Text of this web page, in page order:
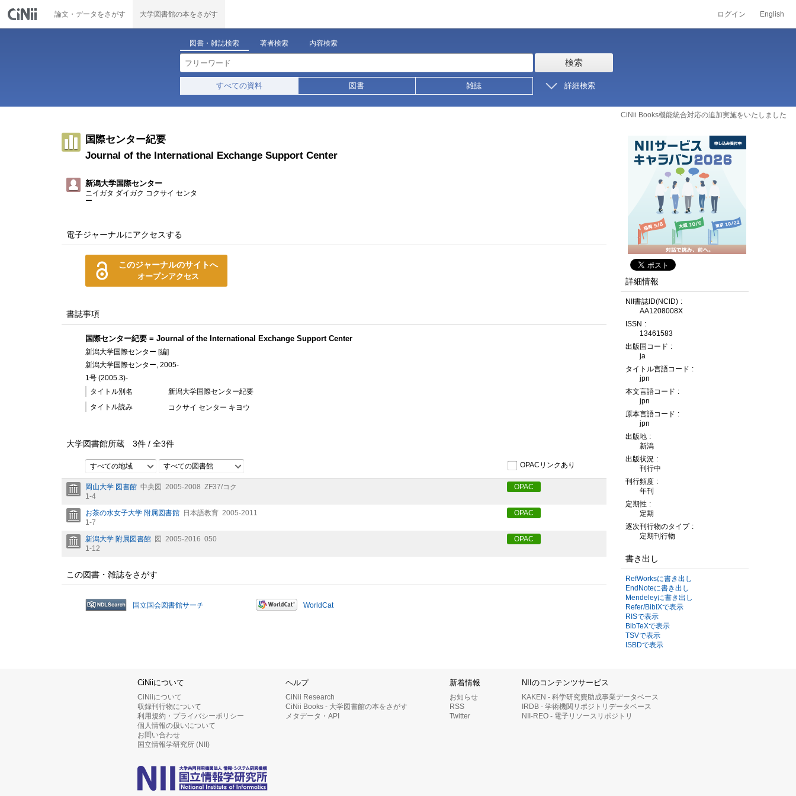
論文・データをさがす 大学図書館の本をさがす ログイン English
図書・雑誌検索 著者検索 内容検索
検索
すべての資料 図書 雑誌 詳細検索
CiNii Books機能統合対応の追加実施をいたしました
国際センター紀要
Journal of the International Exchange Support Center
新潟大学国際センター
ニイガタ ダイガク コクサイ センタ
ー
電子ジャーナルにアクセスする
このジャーナルのサイトへ
オープンアクセス
書誌事項
国際センター紀要 = Journal of the International Exchange Support Center
新潟大学国際センター [編]
新潟大学国際センター, 2005-
1号 (2005.3)-
タイトル別名
新潟大学国際センター紀要
タイトル読み
コクサイ センター キヨウ
大学図書館所蔵 3件 / 全3件
すべての地域 すべての図書館 OPACリンクあり
岡山大学 図書館 中央図 2005-2008 ZF37/コク
1-4
OPAC
お茶の水女子大学 附属図書館 日本語教育 2005-2011
1-7
OPAC
新潟大学 附属図書館 図 2005-2016 050
1-12
OPAC
この図書・雑誌をさがす
国立国会図書館サーチ WorldCat
詳細情報
NII書誌ID(NCID)
AA1208008X
ISSN
13461583
出版国コード
ja
タイトル言語コード
jpn
本文言語コード
jpn
原本言語コード
jpn
出版地
新潟
出版状況
刊行中
刊行頻度
年刊
定期性
定期
逐次刊行物のタイプ
定期刊行物
書き出し
RefWorksに書き出し
EndNoteに書き出し
Mendeleyに書き出し
Refer/BibIXで表示
RISで表示
BibTeXで表示
TSVで表示
ISBDで表示
CiNiiについて
CiNiiについて
収録刊行物について
利用規約・プライバシーポリシー
個人情報の扱いについて
お問い合わせ
国立情報学研究所 (NII)
ヘルプ
CiNii Research
CiNii Books - 大学図書館の本をさがす
メタデータ・API
新着情報
お知らせ
RSS
Twitter
NIIのコンテンツサービス
KAKEN - 科学研究費助成事業データベース
IRDB - 学術機関リポジトリデータベース
NII-REO - 電子リソースリポジトリ